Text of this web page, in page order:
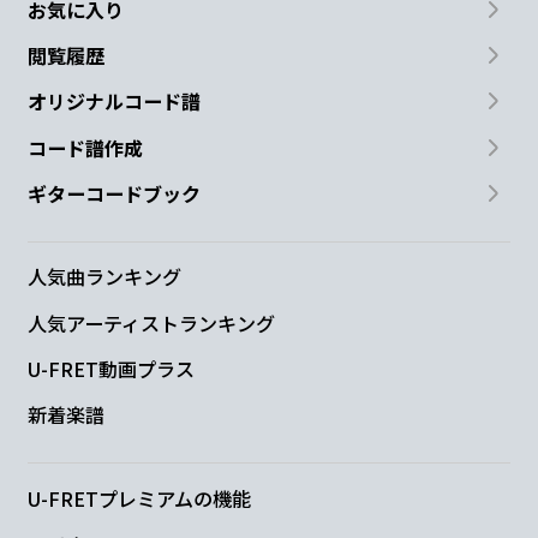
お気に入り
閲覧履歴
オリジナルコード譜
コード譜作成
ギターコードブック
人気曲ランキング
人気アーティストランキング
U-FRET動画プラス
新着楽譜
U-FRETプレミアムの機能